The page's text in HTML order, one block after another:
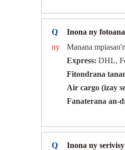
Q
Inona ny
ny
Manana
Express: DHL,
Fitondrana
Air cargo (izay
Fanaterana an-
Q
Inona ny